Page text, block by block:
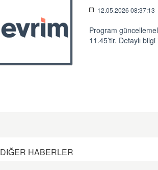
12.05.2026 08:37:13
Program
11.45’tir. Detaylı
DIĞER HABERLER